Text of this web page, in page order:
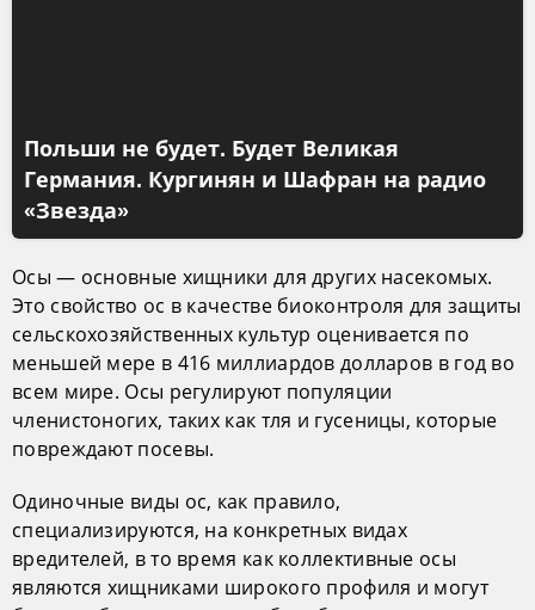
Польши не будет. Будет Великая
Германия. Кургинян и Шафран на радио
«Звезда»
Осы — основные хищники для других насекомых.
Это свойство ос в качестве биоконтроля для защиты
сельскохозяйственных культур оценивается по
меньшей мере в 416 миллиардов долларов в год во
всем мире. Осы регулируют популяции
членистоногих, таких как тля и гусеницы, которые
повреждают посевы.
Одиночные виды ос, как правило,
специализируются, на конкретных видах
вредителей, в то время как коллективные осы
являются хищниками широкого профиля и могут